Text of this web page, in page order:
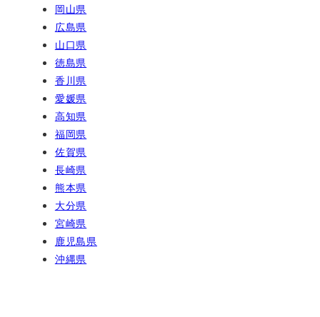
岡山県
広島県
山口県
徳島県
香川県
愛媛県
高知県
福岡県
佐賀県
長崎県
熊本県
大分県
宮崎県
鹿児島県
沖縄県